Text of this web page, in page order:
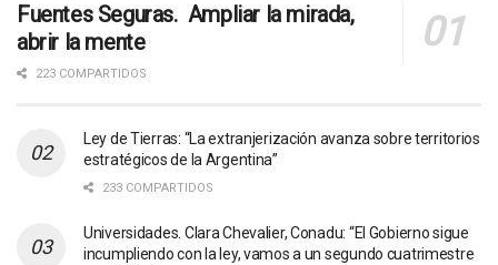
Fuentes Seguras. Ampliar la mirada,
abrir la mente
223 COMPARTIDOS
Ley de Tierras: “La extranjerización avanza sobre territorios
estratégicos de la Argentina”
233 COMPARTIDOS
Universidades. Clara Chevalier, Conadu: “El Gobierno sigue
incumpliendo con la ley, vamos a un segundo cuatrimestre